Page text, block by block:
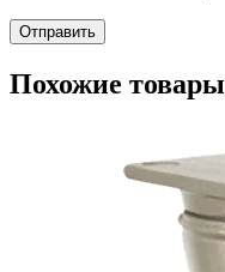
Похожие товары